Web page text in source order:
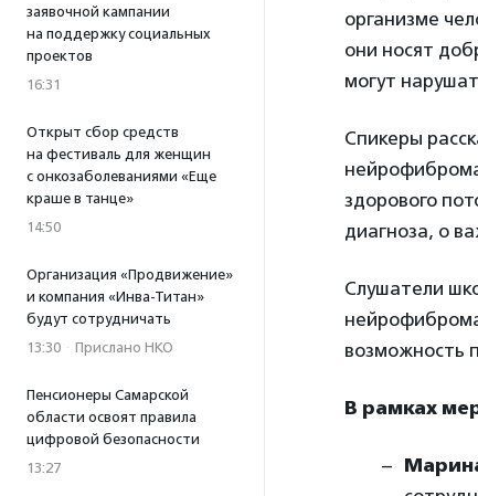
заявочной кампании
на поддержку социальных
проектов
16:31
Открыт сбор средств
на фестиваль для женщин
с онкозаболеваниями «Еще
краше в танце»
14:50
Организация «Продвижение»
и компания «Инва-Титан»
будут сотрудничать
13:30 · Прислано НКО
Пенсионеры Самарской
области освоят правила
цифровой безопасности
13:27
организме
они носят
могут
Спикеры
здорового
диагноза, о
Слушатели
возможность
В рамках